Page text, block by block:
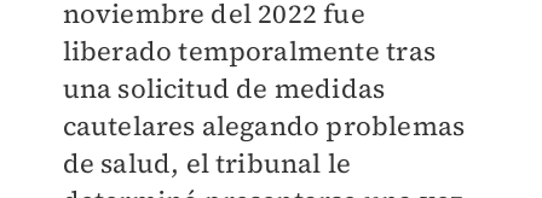
noviembre del 2022 fue
liberado temporalmente tras
una solicitud de medidas
cautelares alegando problemas
de salud, el tribunal le